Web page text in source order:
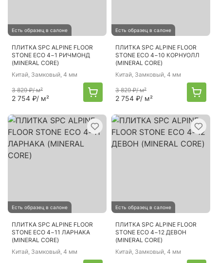
Есть образец в салоне
ПЛИТКА SPC ALPINE FLOOR
STONE ECO 4−1 РИЧМОНД
(MINERAL CORE)
Китай, Замковый, 4 мм
3 829 ₽/ м²
2 754 ₽/ м²
Есть образец в салоне
ПЛИТКА SPC ALPINE FLOOR
STONE ECO 4−10 КОРНУОЛЛ
(MINERAL CORE)
Китай, Замковый, 4 мм
3 829 ₽/ м²
2 754 ₽/ м²
Есть образец в салоне
ПЛИТКА SPC ALPINE FLOOR
STONE ECO 4−11 ЛАРНАКА
(MINERAL CORE)
Китай, Замковый, 4 мм
Есть образец в салоне
ПЛИТКА SPC ALPINE FLOOR
STONE ECO 4−12 ДЕВОН
(MINERAL CORE)
Китай, Замковый, 4 мм